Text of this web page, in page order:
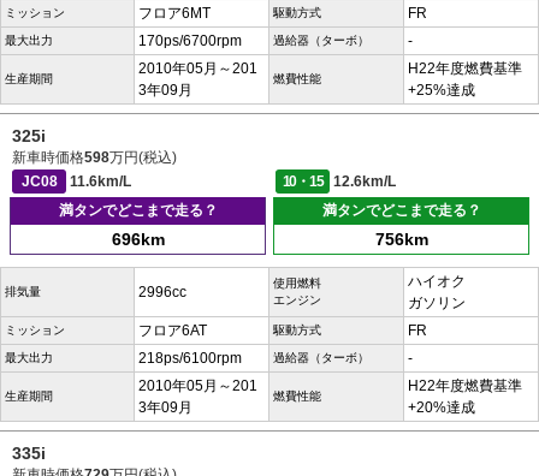
ミッション フロア6MT 駆動方式 FR
最大出力 170ps/6700rpm 過給器（ターボ） -
生産期間
2010年05月～201
3年09月
燃費性能
H22年度燃費基準
+25%達成
325i
新車時価格598万円(税込)
JC08
11.6km/L 10・15
12.6km/L
満タンでどこまで走る？
696km
満タンでどこまで走る？
756km
排気量 2996cc
使用燃料
エンジン
ハイオク
ガソリン
ミッション フロア6AT 駆動方式 FR
最大出力 218ps/6100rpm 過給器（ターボ） -
生産期間
2010年05月～201
3年09月
燃費性能
H22年度燃費基準
+20%達成
335i